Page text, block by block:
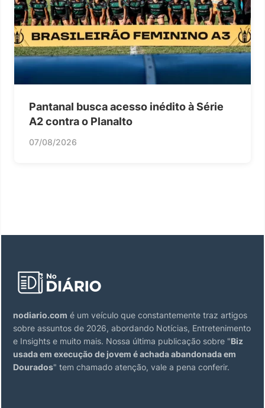
Pantanal busca acesso inédito à Série
A2 contra o Planalto
07/08/2026
nodiario.com é um veículo que constantemente traz artigos
sobre assuntos de 2026, abordando Notícias, Entretenimento
e Insights e muito mais. Nossa última publicação sobre "Biz
usada em execução de jovem é achada abandonada em
Dourados" tem chamado atenção, vale a pena conferir.